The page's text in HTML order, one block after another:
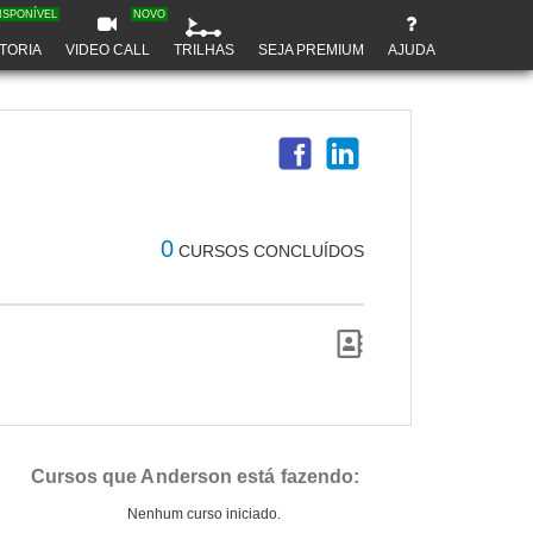
VIDEO CALL
NOVO
TRILHAS SEJA PREMIUM AJUDA
0 CURSOS CONCLUÍDOS
Cursos que Anderson está fazendo:
Nenhum curso iniciado.